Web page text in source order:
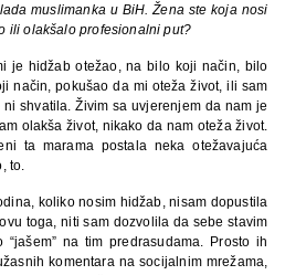
muslimanka u BiH. Žena ste koja nosi
ili olakšalo profesionalni put?
je hidžab otežao, na bilo koji način, bilo
način, pokušao da mi oteža život, ili sam
shvatila. Živim sa uvjerenjem da nam je
olakša život, nikako da nam oteža život.
ta marama postala neka otežavajuća
to.
koliko nosim hidžab, nisam dopustila
toga, niti sam dozvolila da sebe stavim
na tim predrasudama. Prosto ih
komentara na socijalnim mrežama,